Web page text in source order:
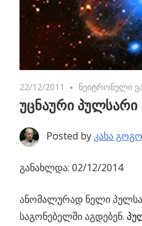
22/12/2011 No comments
ნეიტრონული
უცნაური პულსარი
Posted by კახა
განახლდა: 02/12/2014
ანომალურად ნელი
საგონებელში აგდებენ.